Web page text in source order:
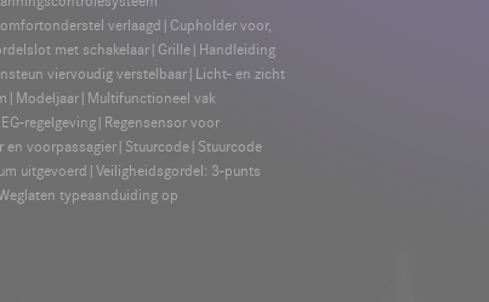
verlaagd|Cupholder voor,
met schakelaar|Grille|Handleiding
viervoudig verstelbaar|Licht- en zicht
vak
regelgeving|Regensensor voor
voorpassagier|Stuurcode|Stuurcode
uitgevoerd|Veiligheidsgordel: 3-punts
typeaanduiding op